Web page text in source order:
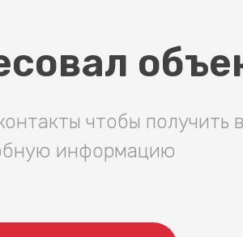
чтобы получить
информацию